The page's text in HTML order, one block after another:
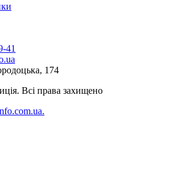
41
174
Всі права захищено
.